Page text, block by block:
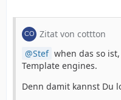
Zitat von cottton
Stef when das so
Template engines.
Denn damit kannst Du